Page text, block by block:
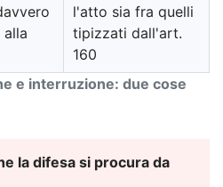
e interruzione: due cose
alla
l'atto sia fra quelli
tipizzati dall'art.
160
la difesa si procura da